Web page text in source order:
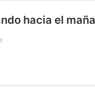
hacia el